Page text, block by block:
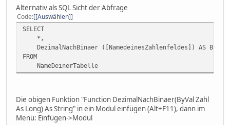
Alternativ als SQL Sicht der Abfrage
Code [Auswählen]
SELECT
*,
DezimalNachBinaer ([NamedeinesZahlenfeldes]) AS
FROM
NameDeinerTabelle
Die obigen Funktion "Function DezimalNachBinaer(ByVal Zahl
As Long) As String" in ein Modul einfügen (Alt+F11), dann im
Menü: Einfügen->Modul